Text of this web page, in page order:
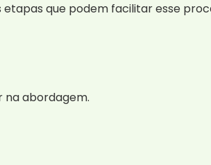
que podem facilitar esse
na abordagem.